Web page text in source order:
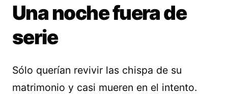
Una noche fuera de
serie
Sólo querían revivir las chispa de su
matrimonio y casi mueren en el intento.